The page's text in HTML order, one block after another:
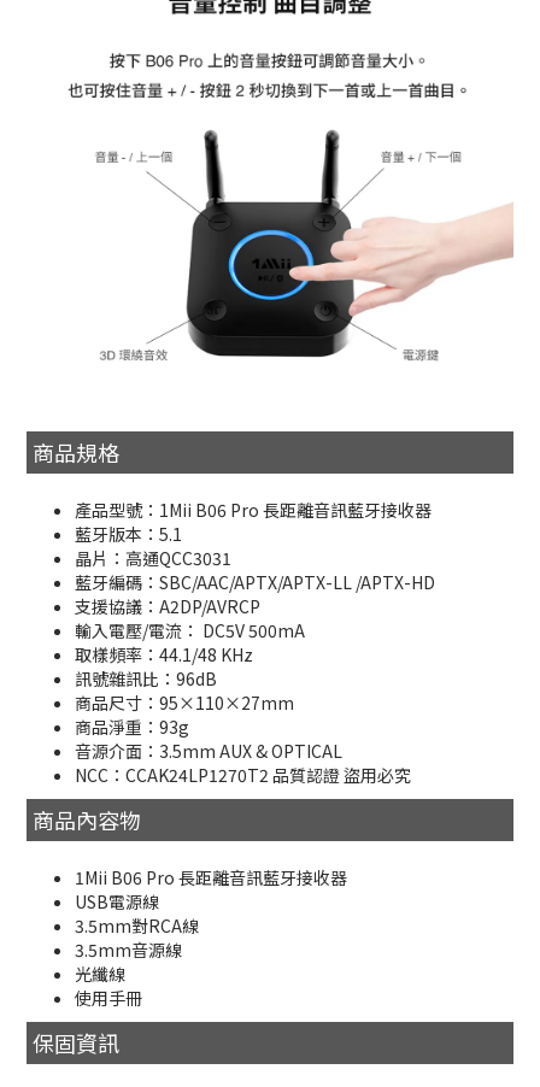
商品規格
產品型號：1Mii B06 Pro 長距離音訊藍牙接收器
藍牙版本：5.1
晶片：高通QCC3031
藍牙編碼：SBC/AAC/APTX/APTX-LL /APTX-HD
支援協議：A2DP/AVRCP
輸入電壓/電流： DC5V 500mA
取樣頻率：44.1/48 KHz
訊號雜訊比：96dB
商品尺寸：95×110×27mm
商品淨重：93g
音源介面：3.5mm AUX & OPTICAL
NCC：CCAK24LP1270T2 品質認證 盜用必究
商品內容物
1Mii B06 Pro 長距離音訊藍牙接收器
USB電源線
3.5mm對RCA線
3.5mm音源線
光纖線
使用手冊
保固資訊